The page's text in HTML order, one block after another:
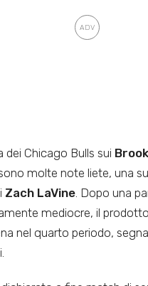
dei Chicago Bulls sui
molte note liete, una
Zach LaVine. Dopo una
mediocre, il
nel quarto periodo,